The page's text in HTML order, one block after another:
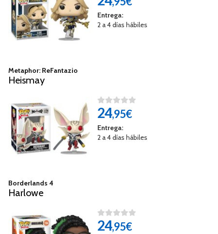
Entrega:
2 a 4 días hábiles
Metaphor: ReFantazio
Heismay
24,95€
Entrega:
2 a 4 días hábiles
Borderlands 4
Harlowe
24,95€